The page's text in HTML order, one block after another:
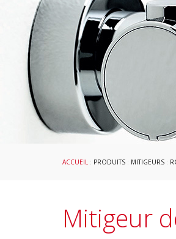
ACCUEIL : PRODUITS : MITIGEURS :
Mitigeur